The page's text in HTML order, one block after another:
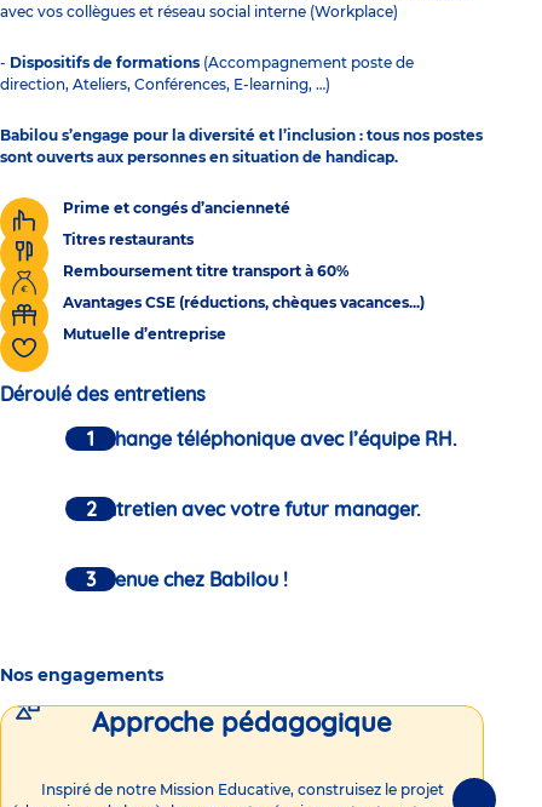
avec vos collègues et réseau social interne (Workplace)
- Dispositifs de formations (Accompagnement poste de
direction, Ateliers, Conférences, E-learning, …)
Babilou s’engage pour la diversité et l’inclusion : tous nos postes
sont ouverts aux personnes en situation de handicap.
Prime et congés d’ancienneté
Titres restaurants
Remboursement titre transport à 60%
Avantages CSE (réductions, chèques vacances...)
Mutuelle d’entreprise
Déroulé des entretiens
Un échange téléphonique avec l’équipe RH.
Un entretien avec votre futur manager.
Bienvenue chez Babilou !
Nos engagements
Approche pédagogique
Inspiré de notre Mission Educative, construisez le projet